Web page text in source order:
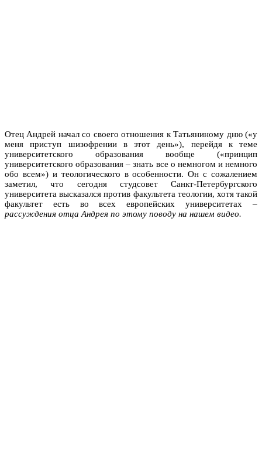
Отец Андрей начал со своего отношения к Татьяниному дню («у
меня приступ шизофрении в этот день»), перейдя к теме
университетского образования вообще («принцип
университетского образования – знать все о немногом и немного
обо всем») и теологического в особенности. Он с сожалением
заметил, что сегодня студсовет Санкт-Петербургского
университета высказался против факультета теологии, хотя такой
факультет есть во всех европейских университетах –
рассуждения отца Андрея по этому поводу на нашем видео.